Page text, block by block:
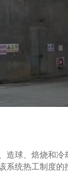
造球、焙烧和
该系统热工制度